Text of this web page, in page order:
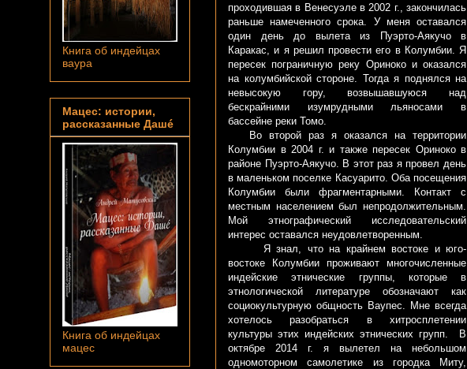
проходившая в Венесуэле в 2002 г., закончилась
раньше намеченного срока. У меня оставался
один день до вылета из Пуэрто-Аякучо в
Каракас, и я решил провести его в Колумбии. Я
пересек пограничную реку Ориноко и оказался
на колумбийской стороне. Тогда я поднялся на
невысокую гору, возвышавшуюся над
бескрайними изумрудными льяносами в
бассейне реки Томо.
Во второй раз я оказался на территории
Колумбии в 2004 г. и также пересек Ориноко в
районе Пуэрто-Аякучо. В этот раз я провел день
в маленьком поселке Касуарито. Оба посещения
Колумбии были фрагментарными. Контакт с
местным населением был непродолжительным.
Мой этнографический исследовательский
интерес оставался неудовлетворенным.
Я знал, что на крайнем востоке и юго-
востоке Колумбии проживают многочисленные
индейские этнические группы, которые в
этнологической литературе обозначают как
социокультурную общность Ваупес. Мне всегда
хотелось разобраться в хитросплетении
культуры этих индейских этнических групп. В
октябре 2014 г. я вылетел на небольшом
одномоторном самолетике из городка Миту,
Книга об индейцах
ваура
Мацес: истории,
рассказанные Дашé
Книга об индейцах
мацес